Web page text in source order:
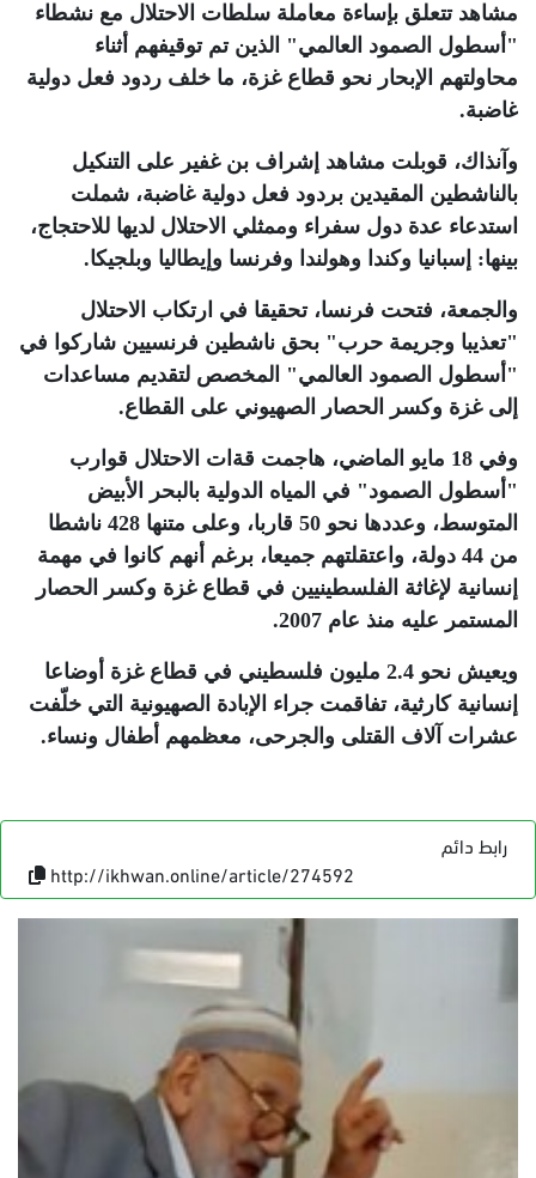
مشاهد تتعلق بإساءة معاملة سلطات الاحتلال مع نشطاء
"أسطول الصمود العالمي" الذين تم توقيفهم أثناء
محاولتهم الإبحار نحو قطاع غزة، ما خلف ردود فعل دولية
غاضبة.
وآنذاك، قوبلت مشاهد إشراف بن غفير على التنكيل
بالناشطين المقيدين بردود فعل دولية غاضبة، شملت
استدعاء عدة دول سفراء وممثلي الاحتلال لديها للاحتجاج،
بينها: إسبانيا وكندا وهولندا وفرنسا وإيطاليا وبلجيكا.
والجمعة، فتحت فرنسا، تحقيقا في ارتكاب الاحتلال
"تعذيبا وجريمة حرب" بحق ناشطين فرنسيين شاركوا في
"أسطول الصمود العالمي" المخصص لتقديم مساعدات
إلى غزة وكسر الحصار الصهيوني على القطاع.
وفي 18 مايو الماضي، هاجمت قةات الاحتلال قوارب
"أسطول الصمود" في المياه الدولية بالبحر الأبيض
المتوسط، وعددها نحو 50 قاربا، وعلى متنها 428 ناشطا
من 44 دولة، واعتقلتهم جميعا، برغم أنهم كانوا في مهمة
إنسانية لإغاثة الفلسطينيين في قطاع غزة وكسر الحصار
المستمر عليه منذ عام 2007
.
ويعيش نحو 2.4 مليون فلسطيني في قطاع غزة أوضاعا
إنسانية كارثية، تفاقمت جراء الإبادة الصهيونية التي خلّفت
عشرات آلاف القتلى والجرحى، معظمهم أطفال ونساء.
رابط دائم
http://ikhwan.online/article/274592